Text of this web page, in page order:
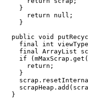
}
return
null ;
}
public void
final
int viewType
final ArrayList
if
( mMaxScrap . get (
return ;
}
scrap .
scrapHeap . add (
}